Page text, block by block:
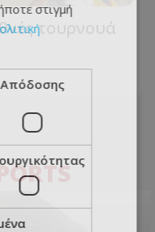
τουρνουά
στιγμή
Απόδοσης